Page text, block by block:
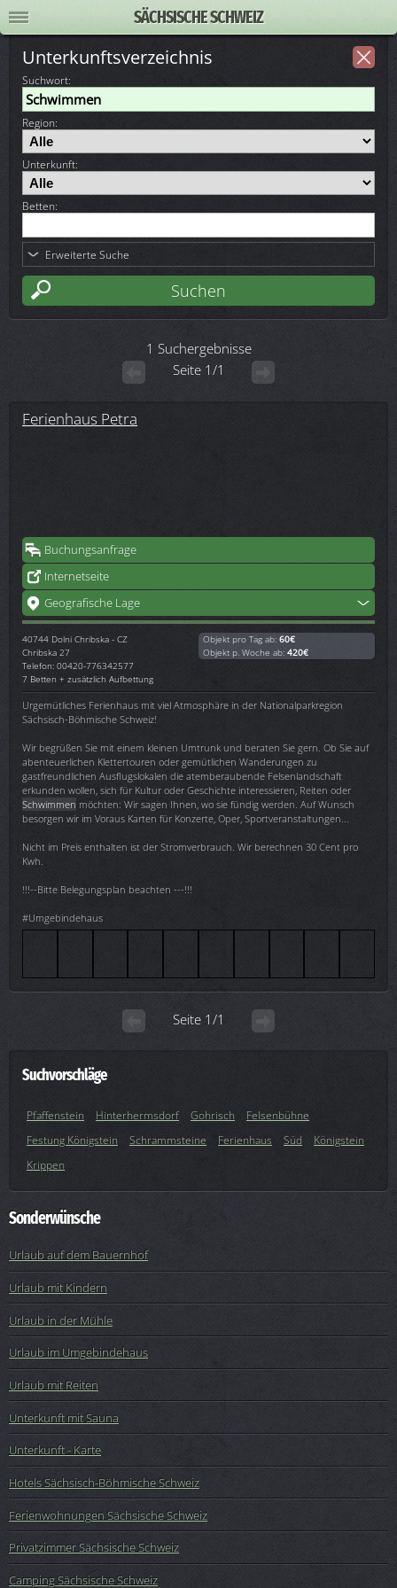
SÄCHSISCHE SCHWEIZ
Unterkunftsverzeichnis
Suchwort:
Region:
Unterkunft:
Betten:
Erweiterte Suche
1 Suchergebnisse
Seite 1/1
Ferienhaus Petra
Buchungsanfrage
Internetseite
Geografische Lage
40744 Dolni Chribska - CZ
Chribska 27
Telefon: 00420-776342577
7 Betten + zusätzlich Aufbettung
Objekt pro Tag ab: 60€
Objekt p. Woche ab: 420€
Urgemütliches Ferienhaus mit viel Atmosphäre in der Nationalparkregion
Sächsisch-Böhmische Schweiz!
Wir begrüßen Sie mit einem kleinen Umtrunk und beraten Sie gern. Ob Sie auf
abenteuerlichen Klettertouren oder gemütlichen Wanderungen zu
gastfreundlichen Ausflugslokalen die atemberaubende Felsenlandschaft
erkunden wollen, sich für Kultur oder Geschichte interessieren, Reiten oder
Schwimmen möchten: Wir sagen Ihnen, wo sie fündig werden. Auf Wunsch
besorgen wir im Voraus Karten für Konzerte, Oper, Sportveranstaltungen...
Nicht im Preis enthalten ist der Stromverbrauch. Wir berechnen 30 Cent pro
Kwh.
!!!--Bitte Belegungsplan beachten ---!!!
#Umgebindehaus
Seite 1/1
Suchvorschläge
Pfaffenstein Hinterhermsdorf Gohrisch
Felsenbühne
Festung Königstein
Schrammsteine Ferienhaus Süd
Königstein
Krippen
Sonderwünsche
Urlaub auf dem Bauernhof
Urlaub mit Kindern
Urlaub in der Mühle
Urlaub im Umgebindehaus
Urlaub mit Reiten
Unterkunft mit Sauna
Unterkunft - Karte
Hotels Sächsisch-Böhmische Schweiz
Ferienwohnungen Sächsische Schweiz
Privatzimmer Sächsische Schweiz
Camping Sächsische Schweiz